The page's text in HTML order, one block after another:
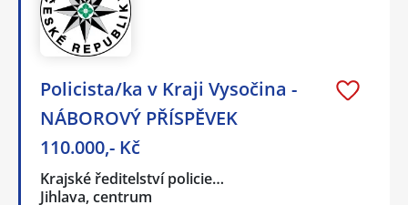
Policista/ka v Kraji Vysočina -
NÁBOROVÝ PŘÍSPĚVEK
110.000,- Kč
Krajské ředitelství policie…
Jihlava, centrum